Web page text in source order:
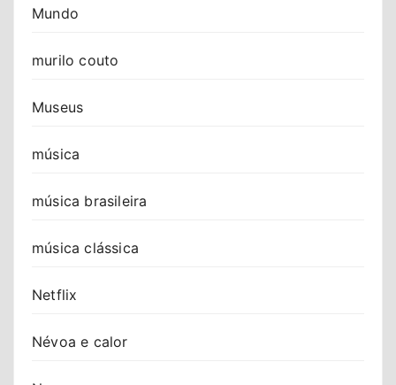
Mundo
murilo couto
Museus
música
música brasileira
música clássica
Netflix
Névoa e calor